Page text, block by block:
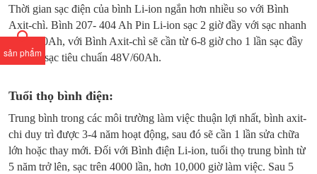
sản phẩm
Thời gian sạc điện của bình Li-ion ngắn hơn nhiều so với Bình
Axit-chì. Bình 207- 404 Ah Pin Li-ion sạc 2 giờ đầy với sạc nhanh
80V/200Ah, với Bình Axit-chì sẽ cần từ 6-8 giờ cho 1 lần sạc đầy
với loại sạc tiêu chuẩn 48V/60Ah.
Tuổi thọ bình điện:
Trung bình trong các môi trường làm việc thuận lợi nhất, bình axit-
chi duy trì được 3-4 năm hoạt động, sau đó sẽ cần 1 lần sửa chữa
lớn hoặc thay mới. Đối với Bình điện Li-ion, tuổi thọ trung bình từ
5 năm trở lên, sạc trên 4000 lần, hơn 10,000 giờ làm việc. Sau 5